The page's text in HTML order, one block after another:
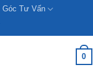
Góc Tư Vấn
0